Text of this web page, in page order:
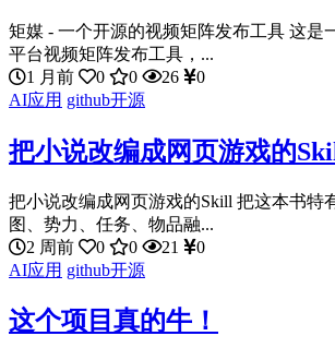
矩媒 - 一个开源的视频矩阵发布工具 这是
平台视频矩阵发布工具，...
1 月前
0 0 26
0
AI应用 github开源
把小说改编成网页游戏的
把小说改编成网页游戏的Skill 把这本书特
图、势力、任务、物品融...
2 周前
0 0 21
0
AI应用 github开源
这个项目真的牛！